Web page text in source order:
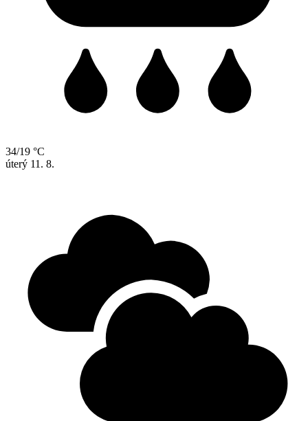
34/19 °C
úterý 11. 8.